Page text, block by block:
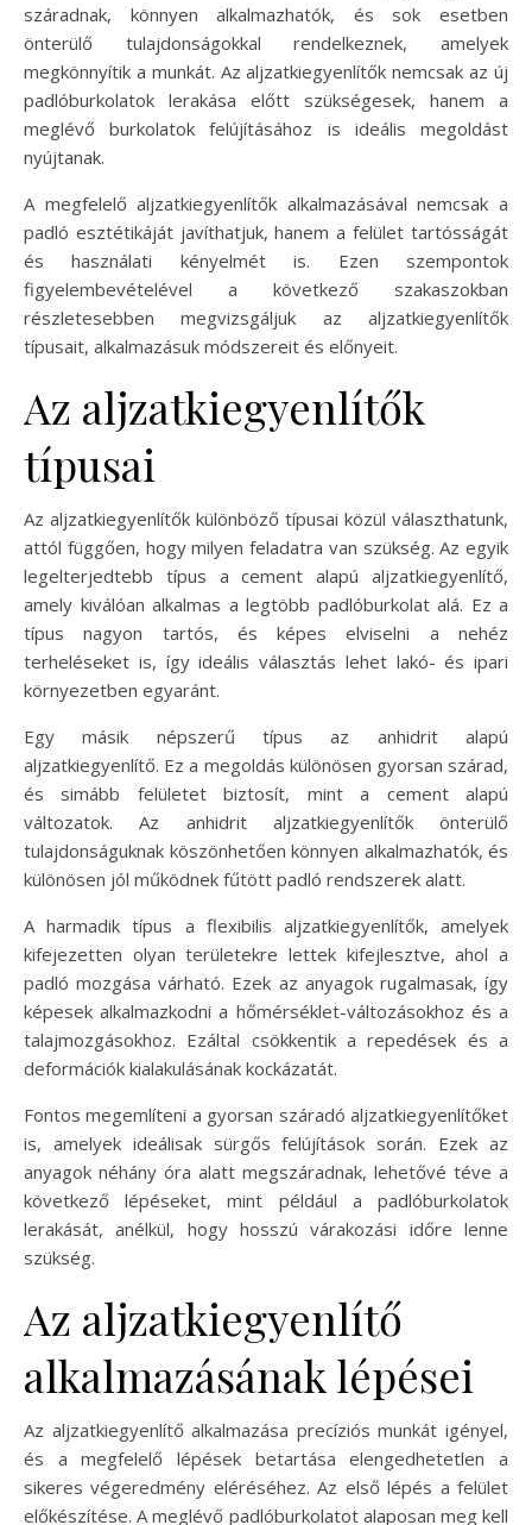
száradnak, könnyen alkalmazhatók, és sok esetben
önterülő tulajdonságokkal rendelkeznek, amelyek
megkönnyítik a munkát. Az aljzatkiegyenlítők nemcsak az új
padlóburkolatok lerakása előtt szükségesek, hanem a
meglévő burkolatok felújításához is ideális megoldást
nyújtanak.
A megfelelő aljzatkiegyenlítők alkalmazásával nemcsak a
padló esztétikáját javíthatjuk, hanem a felület tartósságát
és használati kényelmét is. Ezen szempontok
figyelembevételével a következő szakaszokban
részletesebben megvizsgáljuk az aljzatkiegyenlítők
típusait, alkalmazásuk módszereit és előnyeit.
Az aljzatkiegyenlítők
típusai
Az aljzatkiegyenlítők különböző típusai közül választhatunk,
attól függően, hogy milyen feladatra van szükség. Az egyik
legelterjedtebb típus a cement alapú aljzatkiegyenlítő,
amely kiválóan alkalmas a legtöbb padlóburkolat alá. Ez a
típus nagyon tartós, és képes elviselni a nehéz
terheléseket is, így ideális választás lehet lakó- és ipari
környezetben egyaránt.
Egy másik népszerű típus az anhidrit alapú
aljzatkiegyenlítő. Ez a megoldás különösen gyorsan szárad,
és simább felületet biztosít, mint a cement alapú
változatok. Az anhidrit aljzatkiegyenlítők önterülő
tulajdonságuknak köszönhetően könnyen alkalmazhatók, és
különösen jól működnek fűtött padló rendszerek alatt.
A harmadik típus a flexibilis aljzatkiegyenlítők, amelyek
kifejezetten olyan területekre lettek kifejlesztve, ahol a
padló mozgása várható. Ezek az anyagok rugalmasak, így
képesek alkalmazkodni a hőmérséklet-változásokhoz és a
talajmozgásokhoz. Ezáltal csökkentik a repedések és a
deformációk kialakulásának kockázatát.
Fontos megemlíteni a gyorsan száradó aljzatkiegyenlítőket
is, amelyek ideálisak sürgős felújítások során. Ezek az
anyagok néhány óra alatt megszáradnak, lehetővé téve a
következő lépéseket, mint például a padlóburkolatok
lerakását, anélkül, hogy hosszú várakozási időre lenne
szükség.
Az aljzatkiegyenlítő
alkalmazásának lépései
Az aljzatkiegyenlítő alkalmazása precíziós munkát igényel,
és a megfelelő lépések betartása elengedhetetlen a
sikeres végeredmény eléréséhez. Az első lépés a felület
előkészítése. A meglévő padlóburkolatot alaposan meg kell